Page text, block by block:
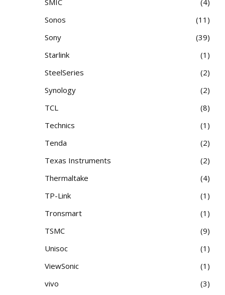
Sonos
11
Sony
39
Starlink
1
SteelSeries
2
Synology
2
TCL
8
Technics
1
Tenda
2
Texas Instruments
2
Thermaltake
4
TP-Link
1
Tronsmart
1
TSMC
9
Unisoc
1
ViewSonic
1
vivo
3